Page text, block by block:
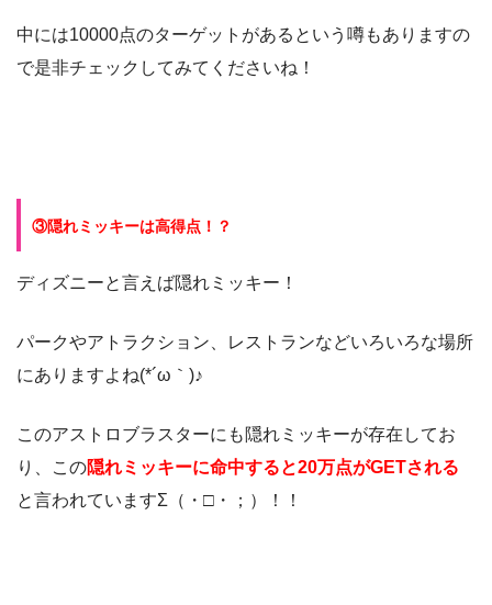
中には10000点のターゲットがあるという噂もありますの
で是非チェックしてみてくださいね！
③隠れミッキーは高得点！？
ディズニーと言えば隠れミッキー！
パークやアトラクション、レストランなどいろいろな場所
にありますよね(*´ω｀)♪
このアストロブラスターにも隠れミッキーが存在してお
り、この隠れミッキーに命中すると20万点がGETされる
と言われていますΣ（・□・；）！！